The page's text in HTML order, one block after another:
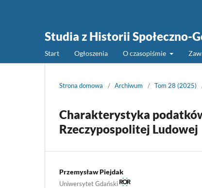
Studia z Historii Społeczno-
Start Ogłoszenia O czasopiśmie
Strona domowa / Archiwum / Tom 28 (2025)
Charakterystyka
Rzeczypospolitej Ludowej
Przemysław Piejdak
Uniwersytet Gdański